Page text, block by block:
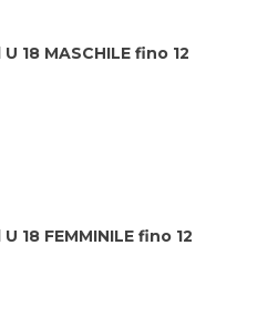
18 MASCHILE fino 12
18 FEMMINILE fino 12